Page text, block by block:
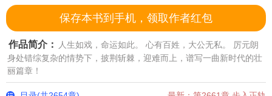
保存本书到手机，领取作者红包
作品简介：
人生如戏，命运如此。 心有百姓，大公无私。 厉元朗
身处错综复杂的情势下，披荆斩棘，迎难而上，谱写一曲新时代的壮
丽篇章！